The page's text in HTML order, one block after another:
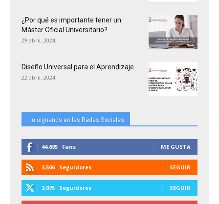
¿Por qué es importante tener un
Máster Oficial Universitario?
29 abril, 2024
Diseño Universal para el Aprendizaje
22 abril, 2024
...o siguenos en las Redes Sociales
44,695 Fans ME GUSTA
3,506 Seguidores SEGUIR
2,075 Seguidores SEGUIR